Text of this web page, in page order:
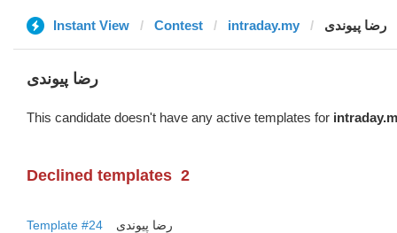
Instant View Contest intraday.my رضا پیوندی
رضا پیوندی
This candidate doesn't have any active templates for
Declined templates 2
Template #24
رضا پیوندی